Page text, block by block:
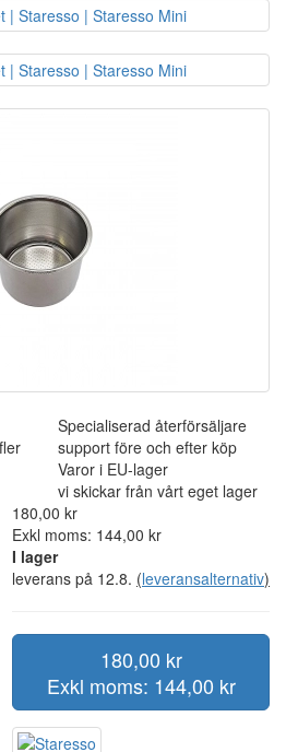
Specialiserad återförsäljare
support före och efter köp
Varor i EU-lager
vi skickar från vårt eget lager
180,00 kr
Exkl moms: 144,00 kr
I lager
leverans på 12.8. (leveransalternativ)
180,00 kr
Exkl moms: 144,00 kr